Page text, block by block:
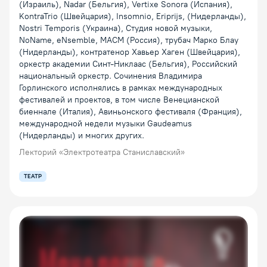
(Израиль), Nadar (Бельгия), Vertixe Sonora (Испания),
KontraTrio (Швейцария), Insomnio, Eriprijs, (Нидерланды),
Nostri Temporis (Украина), Студия новой музыки,
NoName, eNsemble, МАСМ (Россия), трубач Марко Блау
(Нидерланды), контратенор Хавьер Хаген (Швейцария),
оркестр академии Синт-Никлаас (Бельгия), Российский
национальный оркестр. Сочинения Владимира
Горлинского исполнялись в рамках международных
фестивалей и проектов, в том числе Венецианской
биеннале (Италия), Авиньонского фестиваля (Франция),
международной недели музыки Gaudeamus
(Нидерланды) и многих других.
Лекторий «Электротеатра Станиславский»
ТЕАТР